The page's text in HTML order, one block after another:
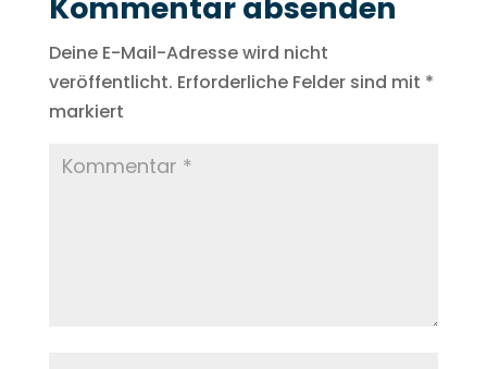
Deine E-Mail-Adresse wird nicht
veröffentlicht. Erforderliche Felder sind mit *
markiert